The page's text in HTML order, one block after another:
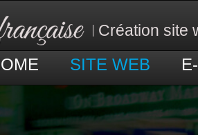
Création site
SITE WEB